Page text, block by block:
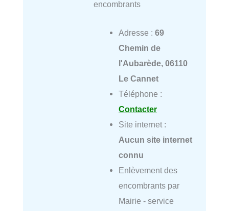
encombrants
Adresse : 69
Chemin de
l'Aubarède, 06110
Le Cannet
Téléphone :
Contacter
Site internet :
Aucun site internet
connu
Enlèvement des
encombrants par
Mairie - service